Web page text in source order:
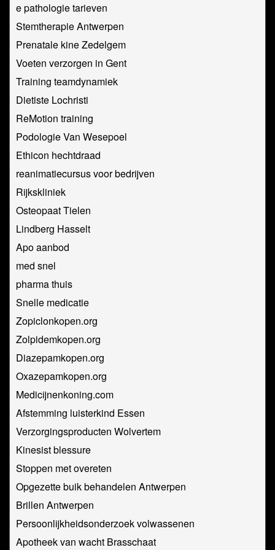
e pathologie tarieven
Stemtherapie Antwerpen
Prenatale kine Zedelgem
Voeten verzorgen in Gent
Training teamdynamiek
Dietiste Lochristi
ReMotion training
Podologie Van Wesepoel
Ethicon hechtdraad
reanimatiecursus voor bedrijven
Rijkskliniek
Osteopaat Tielen
Lindberg Hasselt
Apo aanbod
med snel
pharma thuis
Snelle medicatie
Zopiclonkopen.org
Zolpidemkopen.org
Diazepamkopen.org
Oxazepamkopen.org
Medicijnenkoning.com
Afstemming luisterkind Essen
Verzorgingsproducten Wolvertem
Kinesist blessure
Stoppen met overeten
Opgezette buik behandelen Antwerpen
Brillen Antwerpen
Persoonlijkheidsonderzoek volwassenen
Apotheek van wacht Brasschaat